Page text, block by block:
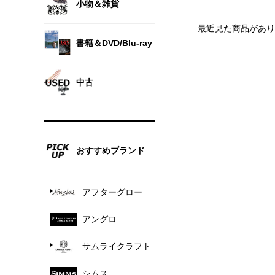
小物＆雑貨
書籍＆DVD/Blu-ray
中古
おすすめブランド
アフターグロー
アングロ
サムライクラフト
最近見た商品があ